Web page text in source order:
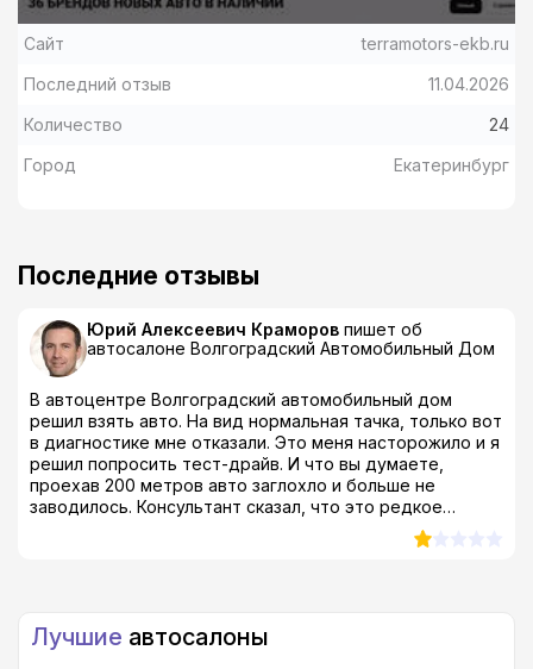
Сайт
terramotors-ekb.ru
Последний отзыв
11.04.2026
Количество
24
Город
Екатеринбург
Последние отзывы
Юрий Алексеевич Краморов
автосалоне Волгоградский Автомобильный Дом
В автоцентре Волгоградский автомобильный дом
решил взять авто. На вид нормальная тачка, только вот
в диагностике мне отказали. Это меня насторожило и я
решил попросить тест-драйв. И что вы думаете,
проехав 200 метров авто заглохло и больше не
заводилось. Консультант сказал, что это редкое
явление и мастер все исправит, пока я буду оформлять
документы. Я естественно сразу с ними попрощался! А
сайте обещают сотни авто в наличии, а реально там
даже 50 тачек нет... Кроме того я про автосалон
Лучшие автосалоны